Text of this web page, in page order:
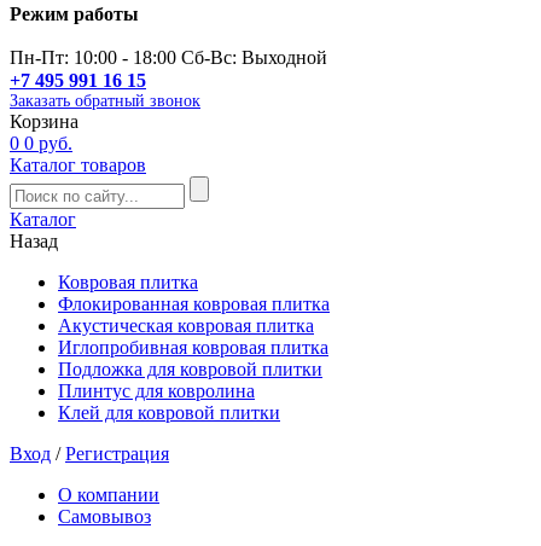
Режим работы
Пн-Пт: 10:00 - 18:00 Сб-Вс: Выходной
+7 495 991 16 15
Заказать обратный звонок
Корзина
0 0 руб.
Каталог товаров
Каталог
Назад
Ковровая плитка
Флокированная ковровая плитка
Акустическая ковровая плитка
Иглопробивная ковровая плитка
Подложка для ковровой плитки
Плинтус для ковролина
Клей для ковровой плитки
Вход /Регистрация
О компании
Самовывоз